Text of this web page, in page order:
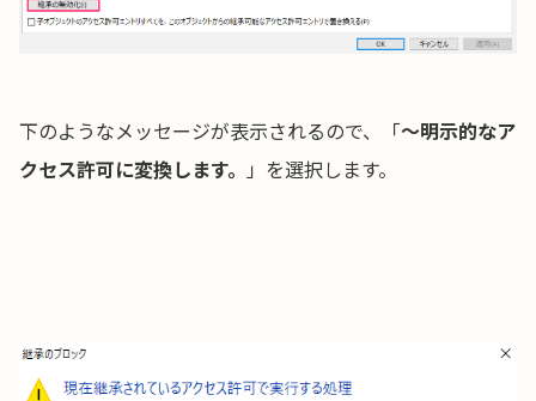
下のようなメッセージが表示されるので、「〜明示的なア
クセス許可に変換します。 」を選択します。